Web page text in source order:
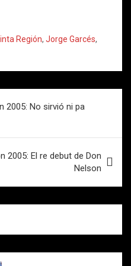
o
m
p
ar
tir
Región, Jorge Garcés,
2005: No sirvió ni pa
2005: El re debut de Don
Nelson